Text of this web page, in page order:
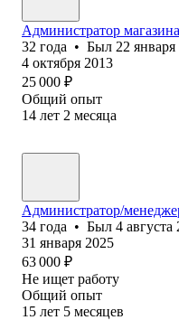
Администратор магазина
32 года • Был 22
4 октября 2013
25 000 ₽
Общий опыт
14 лет 2 месяца
Администратор/
34 года • Был 4 августа
31 января 2025
63 000 ₽
Не ищет работу
Общий опыт
15 лет 5 месяцев